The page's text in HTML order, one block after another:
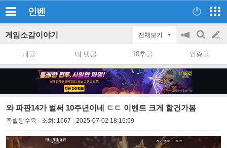
인벤
게임소감이야기 전체보기
공
on/off
검
색
글
쓰
내글 내 댓글 10추글 인증글
와 파판14가 벌써 10주년이네 ㄷㄷ 이벤트 크게 할건가봄
족발탕수육 조회: 1667 2025-07-02 18:16:59